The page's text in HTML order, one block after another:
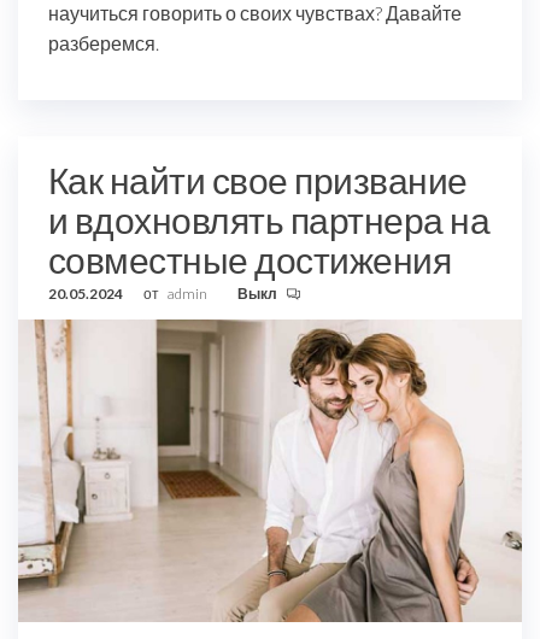
научиться говорить о своих чувствах? Давайте
разберемся.
Как найти свое призвание
и вдохновлять партнера на
совместные достижения
20.05.2024 от admin Выкл